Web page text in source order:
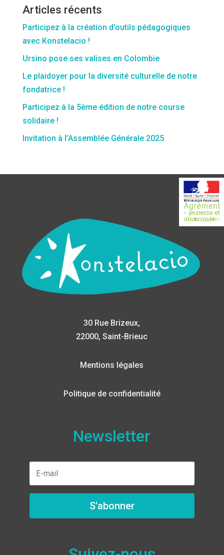
Articles récents
Participez à la création d’outils pédagogiques
avec Konstelacio !
Ursino pose ses valises en Colombie
Le plaidoyer pour la diversité culturelle de notre
fondatrice !
Participez à la 5ème édition de notre course
solidaire !
Invitation à l’Assemblée Générale 2025
30 Rue Brizeux,
22000, Saint-Brieuc
Mentions légales
Politique de confidentialité
Newsletter
S'abonner